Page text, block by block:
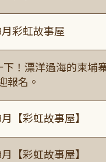
月彩虹故事屋
下！漂洋過海的柬
報名。
【彩虹故事屋】
【彩虹故事屋】